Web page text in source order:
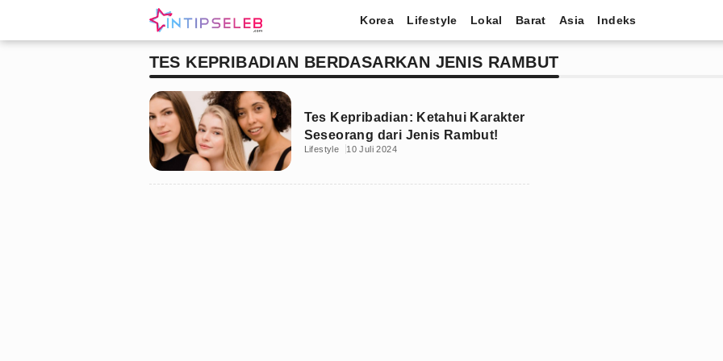
Korea Lifestyle Lokal Barat Asia Indeks
TES KEPRIBADIAN BERDASARKAN JENIS RAMBUT
Tes Kepribadian: Ketahui Karakter
Seseorang dari Jenis Rambut!
Lifestyle 10 Juli 2024